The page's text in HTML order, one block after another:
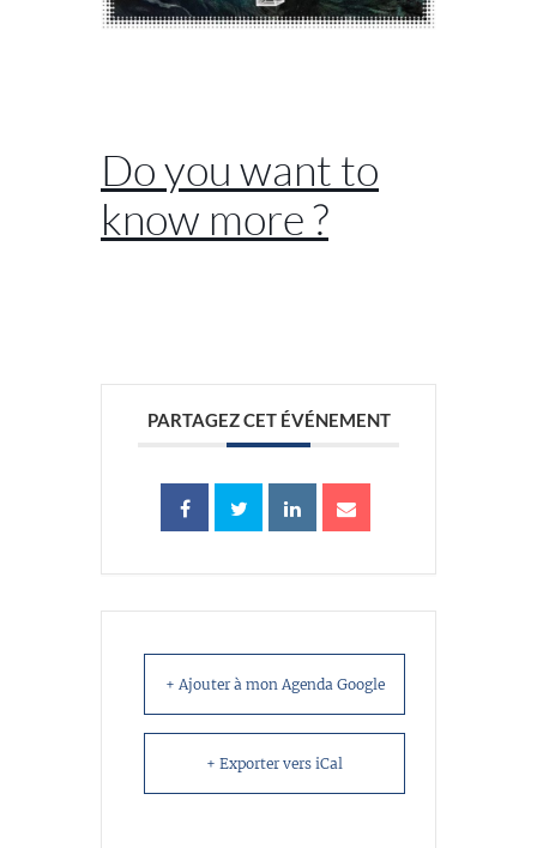
Do you want to
know more ?
PARTAGEZ CET ÉVÉNEMENT
+ Ajouter à mon Agenda Google
+ Exporter vers iCal